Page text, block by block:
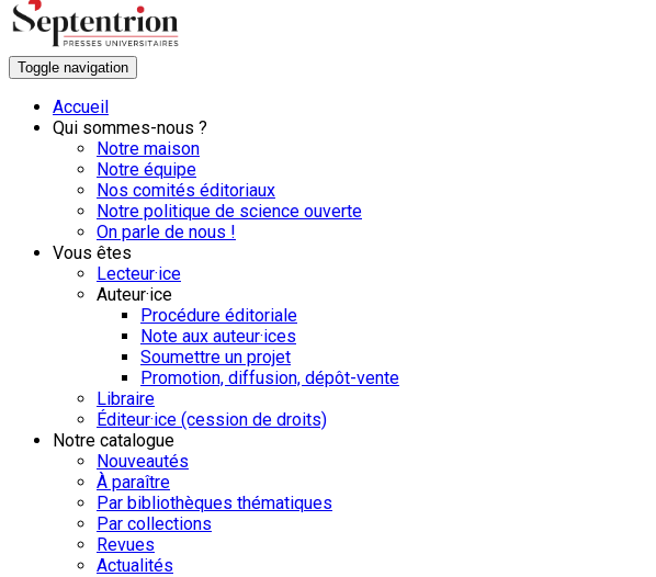
Toggle navigation
Accueil
Qui sommes-nous ?
Notre maison
Notre équipe
Nos comités éditoriaux
Notre politique de science ouverte
On parle de nous !
Vous êtes
Lecteur·ice
Auteur·ice
Procédure éditoriale
Note aux auteur·ices
Soumettre un projet
Promotion, diffusion, dépôt-vente
Libraire
Éditeur·ice (cession de droits)
Notre catalogue
Nouveautés
À paraître
Par bibliothèques thématiques
Par collections
Revues
Actualités